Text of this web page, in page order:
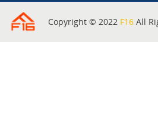
Copyright © 2022 F16 All